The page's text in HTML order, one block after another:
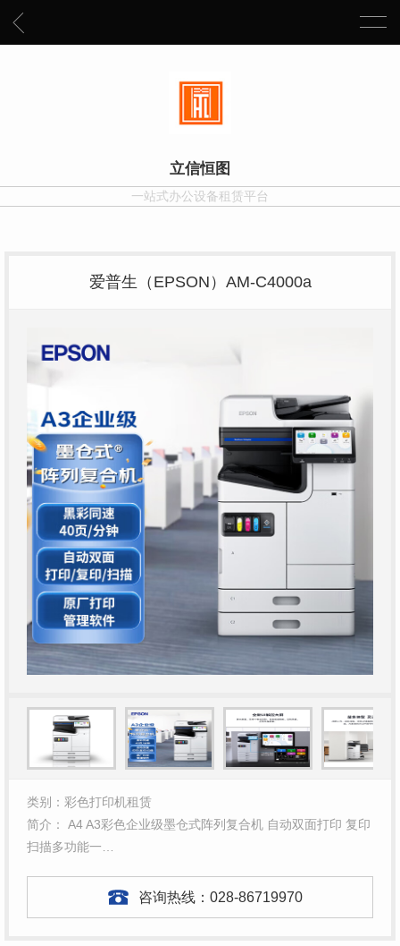
立信恒图
一站式办公设备租赁平台
爱普生（EPSON）AM-C4000a
类别：彩色打印机租赁
简介： A4 A3彩色企业级墨仓式阵列复合机 自动双面打印 复印
扫描多功能一…
咨询热线： 028-86719970